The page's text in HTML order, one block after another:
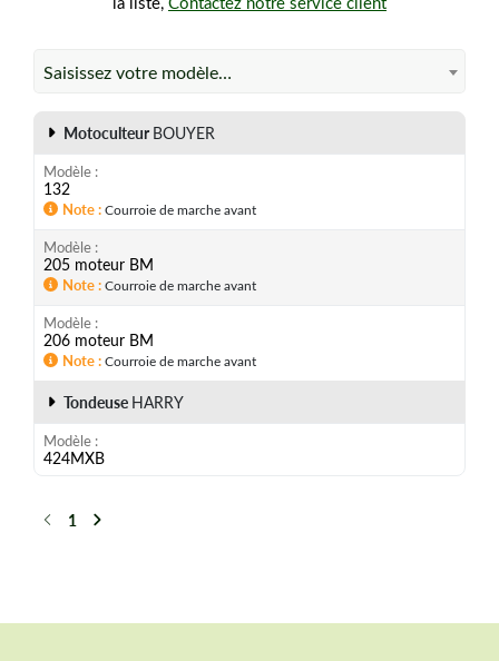
Saisissez votre modèle…
Motoculteur BOUYER
Modèle
132
Note Courroie de marche avant
Modèle
205 moteur BM
Note Courroie de marche avant
Modèle
206 moteur BM
Note Courroie de marche avant
Tondeuse HARRY
Modèle
424MXB
Précédent
1 Suivant